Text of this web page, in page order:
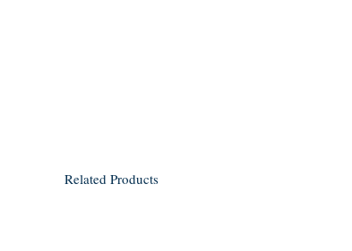
Related Products